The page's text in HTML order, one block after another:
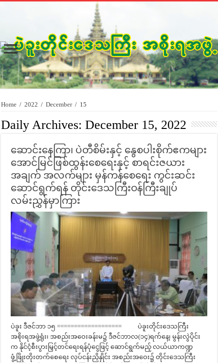
Home / 2022 / December / 15
Daily Archives:December 15, 2022
ဆောင်းနေကြာ၊ ပဲတီစိမ်းနှင့် နွေစပါးစိုက်ဧကများ
အောင်မြင်ဖြစ်ထွန်းစေရေးနှင့် စာရင်းဇယား
အချက် အလက်များ မှန်ကန်စေရေး ကွင်းဆင်း
ဆောင်ရွက်ရန် တိုင်းဒေသကြီးဝန်ကြီးချုပ်
လမ်းညွှန်မှာကြား
ပဲခူး ဒီဇင်ဘာ ၁၅ =================== ပဲခူးတိုင်းဒေသကြီး
အစိုးရအဖွဲ့ရုံး၊ အစည်းအဝေးခန်းမ၌ ဒီဇင်ဘာလ(၁၄)ရက်နေ့၊ မွန်းလွဲပိုင်း
က နိုင်ငံ့စီးပွားမြှင့်တင်ရေးရန်ပုံငွေဖြင့် ဆောင်ရွက်မည့် လယ်ယာကဏ္ဍ
ဖွံ့ဖြိုးတိုးတက်စေရေး လုပ်ငန်းညှိနှိုင်း အစည်းအဝေး၌ တိုင်းဒေသကြီး